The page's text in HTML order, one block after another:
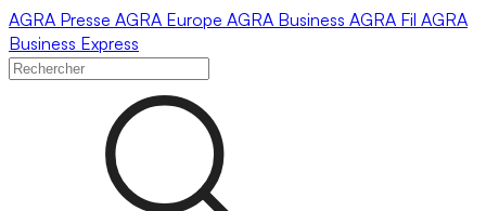
AGRA Presse AGRA Europe AGRA Business AGRA Fil AGRA
Business Express